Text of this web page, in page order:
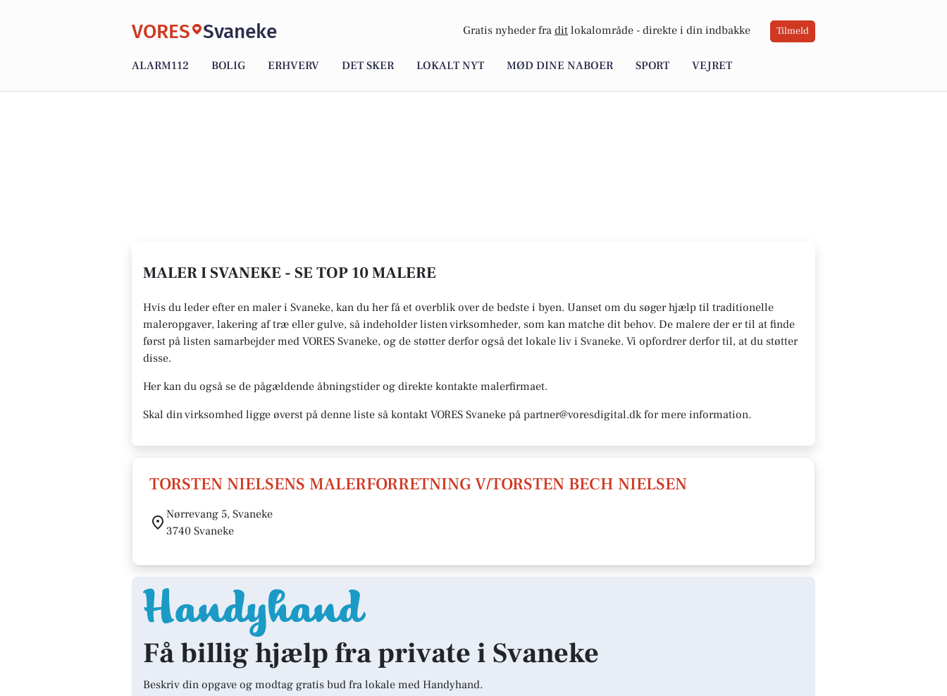
VORES Svaneke Gratis nyheder fra dit lokalområde - direkte i din indbakke Tilmeld
ALARM112 BOLIG ERHVERV DET SKER LOKALT NYT MØD DINE NABOER SPORT VEJRET
MALER I SVANEKE - SE TOP 10 MALERE
Hvis du leder efter en maler i Svaneke, kan du her få et overblik over de bedste i byen. Uanset om du søger hjælp til traditionelle
maleropgaver, lakering af træ eller gulve, så indeholder listen virksomheder, som kan matche dit behov. De malere der er til at finde
først på listen samarbejder med VORES Svaneke, og de støtter derfor også det lokale liv i Svaneke. Vi opfordrer derfor til, at du støtter
disse.
Her kan du også se de pågældende åbningstider og direkte kontakte malerfirmaet.
Skal din virksomhed ligge øverst på denne liste så kontakt VORES Svaneke på partner@voresdigital.dk for mere information.
TORSTEN NIELSENS MALERFORRETNING V/TORSTEN BECH NIELSEN
Nørrevang 5, Svaneke
3740 Svaneke
Få billig hjælp fra private i Svaneke
Beskriv din opgave og modtag gratis bud fra lokale med Handyhand.